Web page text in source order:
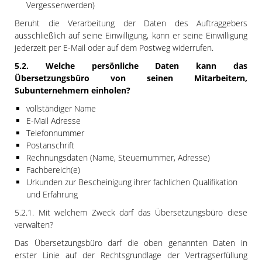
Vergessenwerden)
Beruht die Verarbeitung der Daten des Auftraggebers
ausschließlich auf seine Einwilligung, kann er seine Einwilligung
jederzeit per E-Mail oder auf dem Postweg widerrufen.
5.2. Welche persönliche Daten kann das
Übersetzungsbüro von seinen Mitarbeitern,
Subunternehmern einholen?
vollständiger Name
E-Mail Adresse
Telefonnummer
Postanschrift
Rechnungsdaten (Name, Steuernummer, Adresse)
Fachbereich(e)
Urkunden zur Bescheinigung ihrer fachlichen Qualifikation
und Erfahrung
5.2.1. Mit welchem Zweck darf das Übersetzungsbüro diese
verwalten?
Das Übersetzungsbüro darf die oben genannten Daten in
erster Linie auf der Rechtsgrundlage der Vertragserfüllung